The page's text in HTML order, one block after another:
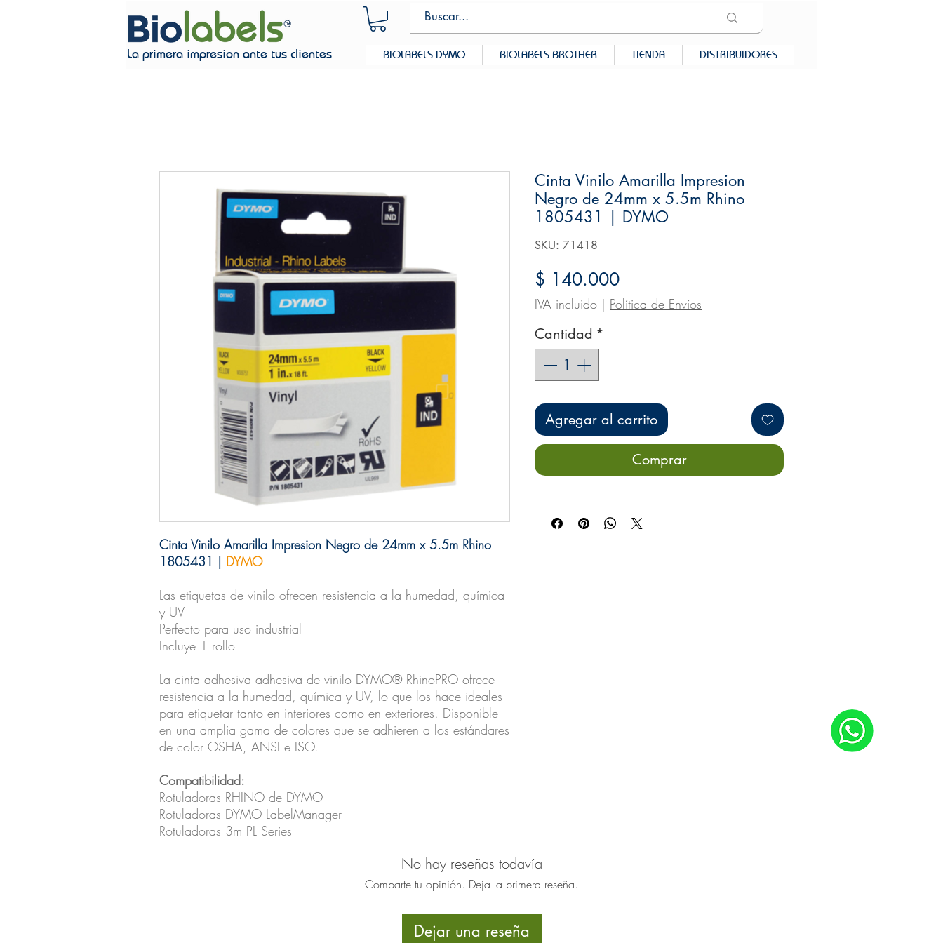
La primera impresion ante tus clientes BIOLABELS DYMO BIOLABELS BROTHER TIENDA DISTRIBUIDORES
Cinta Vinilo Amarilla Impresion Negro de 24mm x 5.5m Rhino
1805431 | DYMO
Las etiquetas de vinilo ofrecen resistencia a la humedad, química
y UV
Perfecto para uso industrial
Incluye 1 rollo
La cinta adhesiva adhesiva de vinilo DYMO® RhinoPRO ofrece
resistencia a la humedad, química y UV, lo que los hace ideales
para etiquetar tanto en interiores como en exteriores. Disponible
en una amplia gama de colores que se adhieren a los estándares
de color OSHA, ANSI e ISO.
Compatibilidad:
Rotuladoras RHINO de DYMO
Rotuladoras DYMO LabelManager
Rotuladoras 3m PL Series
Cinta Vinilo Amarilla Impresion
Negro de 24mm x 5.5m Rhino
1805431 | DYMO
SKU: 71418
$ 140.000Precio
IVA incluido | Política de Envíos
Cantidad *
Agregar al carrito
Comprar
No hay reseñas todavía
Comparte tu opinión. Deja la primera reseña.
Dejar una reseña